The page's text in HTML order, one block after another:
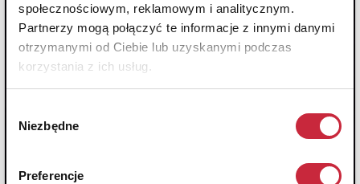
społecznościowym, reklamowym i analitycznym.
Partnerzy mogą połączyć te informacje z innymi danymi
otrzymanymi od Ciebie lub uzyskanymi podczas
korzystania z ich usług.
zgody
Niezbędne
Preferencje